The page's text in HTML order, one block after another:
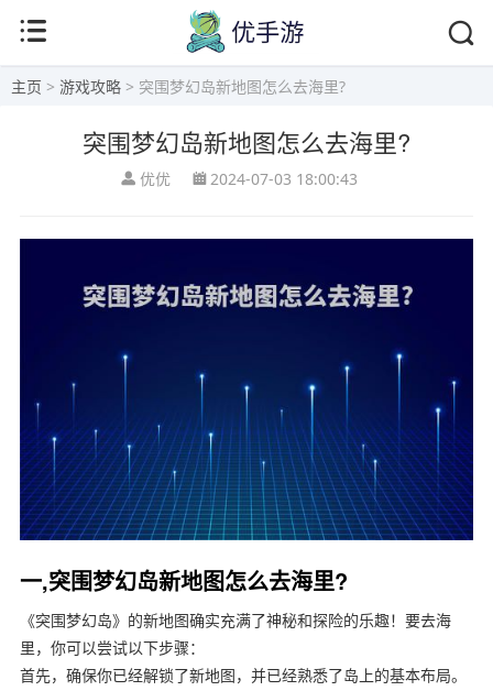
主页 > 游戏攻略 > 突围梦幻岛新地图怎么去海里?
突围梦幻岛新地图怎么去海里?
优优 2024-07-03 18:00:43
一,突围梦幻岛新地图怎么去海里?
《突围梦幻岛》的新地图确实充满了神秘和探险的乐趣！要去海
里，你可以尝试以下步骤：
首先，确保你已经解锁了新地图，并已经熟悉了岛上的基本布局。